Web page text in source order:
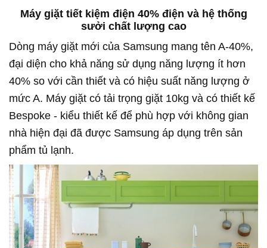
Máy giặt tiết kiệm điện 40% điện và hệ thống
sưởi chất lượng cao
Dòng máy giặt mới của Samsung mang tên A-40%,
đại diện cho khả năng sử dụng năng lượng ít hơn
40% so với cần thiết và có hiệu suất năng lượng ở
mức A. Máy giặt có tải trọng giặt 10kg và có thiết kế
Bespoke - kiểu thiết kế để phù hợp với không gian
nhà hiện đại đã được Samsung áp dụng trên sản
phẩm tủ lạnh.